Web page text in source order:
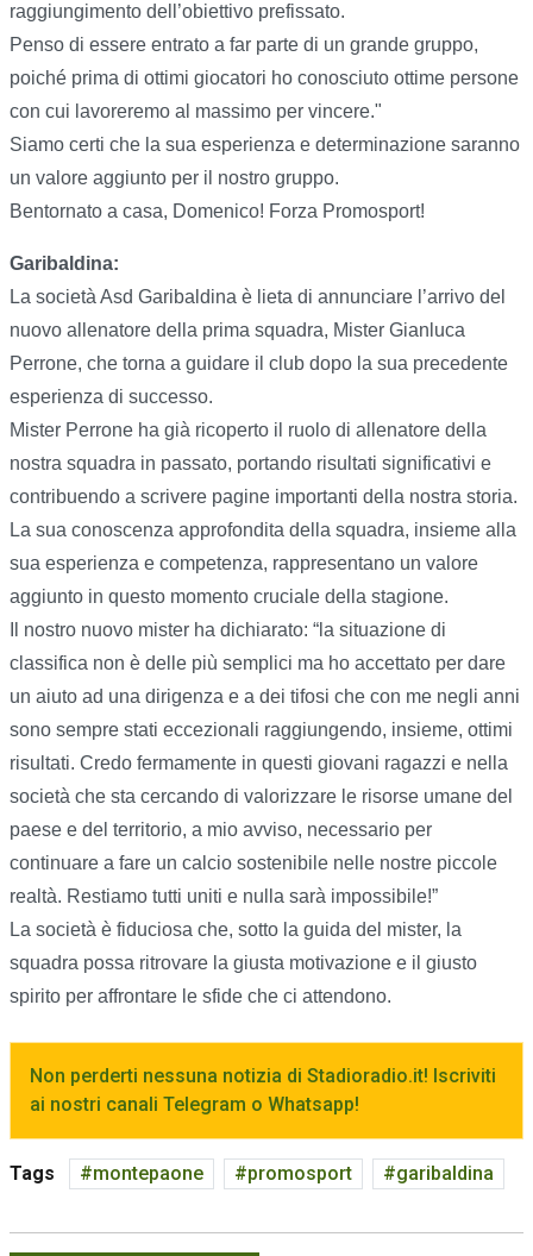
raggiungimento dell’obiettivo prefissato.
Penso di essere entrato a far parte di un grande gruppo,
poiché prima di ottimi giocatori ho conosciuto ottime persone
con cui lavoreremo al massimo per vincere."
Siamo certi che la sua esperienza e determinazione saranno
un valore aggiunto per il nostro gruppo.
Bentornato a casa, Domenico! Forza Promosport!
Garibaldina:
La società Asd Garibaldina è lieta di annunciare l’arrivo del
nuovo allenatore della prima squadra, Mister Gianluca
Perrone, che torna a guidare il club dopo la sua precedente
esperienza di successo.
Mister Perrone ha già ricoperto il ruolo di allenatore della
nostra squadra in passato, portando risultati significativi e
contribuendo a scrivere pagine importanti della nostra storia.
La sua conoscenza approfondita della squadra, insieme alla
sua esperienza e competenza, rappresentano un valore
aggiunto in questo momento cruciale della stagione.
Il nostro nuovo mister ha dichiarato: “la situazione di
classifica non è delle più semplici ma ho accettato per dare
un aiuto ad una dirigenza e a dei tifosi che con me negli anni
sono sempre stati eccezionali raggiungendo, insieme, ottimi
risultati. Credo fermamente in questi giovani ragazzi e nella
società che sta cercando di valorizzare le risorse umane del
paese e del territorio, a mio avviso, necessario per
continuare a fare un calcio sostenibile nelle nostre piccole
realtà. Restiamo tutti uniti e nulla sarà impossibile!”
La società è fiduciosa che, sotto la guida del mister, la
squadra possa ritrovare la giusta motivazione e il giusto
spirito per affrontare le sfide che ci attendono.
Non perderti nessuna notizia di Stadioradio.it! Iscriviti
ai nostri canali Telegram o Whatsapp!
Tags montepaone promosport garibaldina